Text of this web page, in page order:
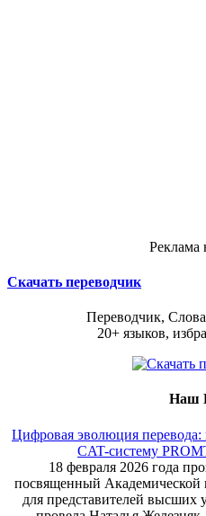
Реклама
Скачать переводчик
Переводчик,
20+ языков,
Наш
Цифровая эволюция перевода:
CAT-систему
18 февраля 2026 года
посвященный
для представителей высших